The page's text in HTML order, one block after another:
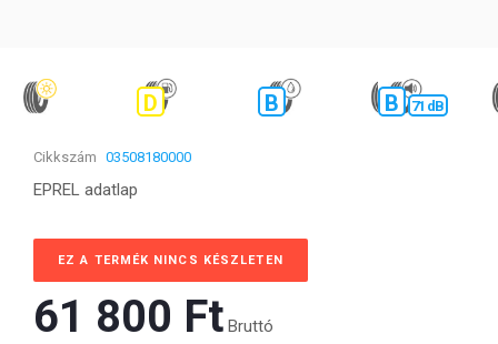
D B B 71 dB
Cikkszám 03508180000
EPREL adatlap
EZ A TERMÉK NINCS KÉSZLETEN
61 800 Ft‎ Bruttó